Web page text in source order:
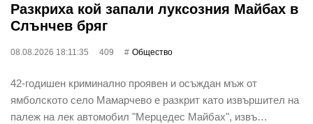
Разкриха кой запали луксозния Майбах в
Слънчев бряг
08.08.2026 18:11:35 409 Общество
42-годишен криминално проявен и осъждан мъж от
ямболското село Мамарчево е разкрит като извършител на
палеж на лек автомобил "Мерцедес Майбах", извъ…